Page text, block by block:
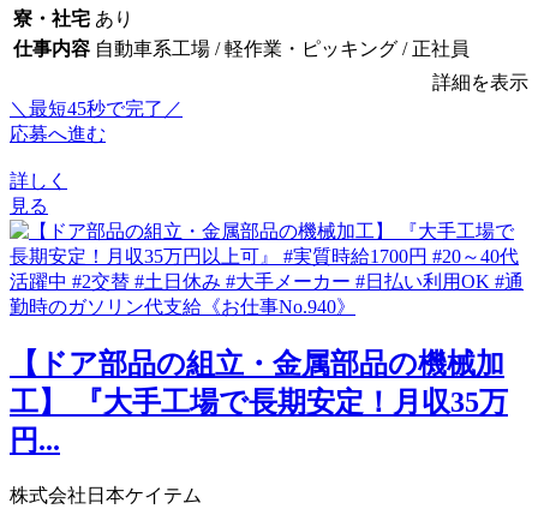
寮・社宅 あり
仕事内容 自動車系工場 / 軽作業・ピッキング / 正社員
詳細を表示
＼最短45秒で完了／
応募へ進む
詳しく
見る
【ドア部品の組立・金属部品の機械加
工】 『大手工場で長期安定！月収35万
円...
株式会社日本ケイテム